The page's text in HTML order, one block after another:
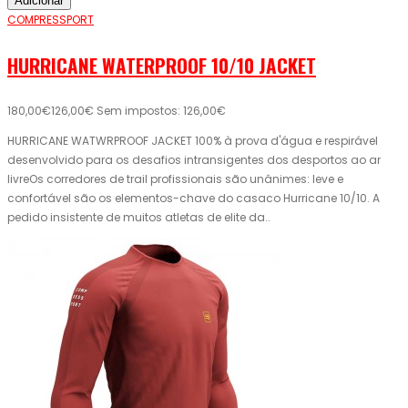
COMPRESSPORT
HURRICANE WATERPROOF 10/10 JACKET
180,00€126,00€ Sem impostos: 126,00€
HURRICANE WATWRPROOF JACKET 100% à prova d'água e respirável
desenvolvido para os desafios intransigentes dos desportos ao ar
livreOs corredores de trail profissionais são unânimes: leve e
confortável são os elementos-chave do casaco Hurricane 10/10. A
pedido insistente de muitos atletas de elite da..